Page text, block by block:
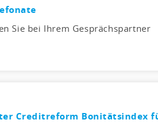
Sie bei Ihrem Gesprächspartner
Creditreform Bonitätsindex